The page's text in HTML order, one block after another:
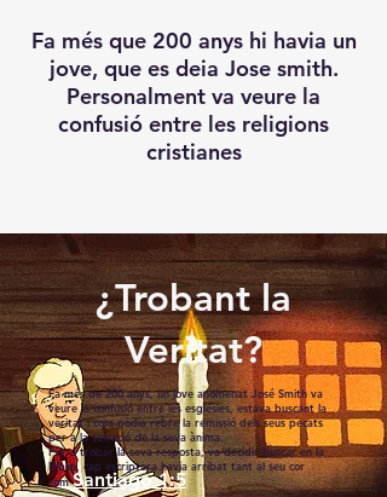
Fa més que 200 anys hi havia un
jove, que es deia Jose smith.
Personalment va veure la
confusió entre les religions
cristianes
¿Trobant la
Veritat?
Fa més de 200 anys, un jove anomenat José Smith va
veure la confusió entre les esglésies, estava buscant la
veritat i com podia rebre la remissió dels seus pecats
per a la salvació de la seva ànima.
Per a trobar la seva resposta, va decidir buscar en la
Bíblia, cap escriptura havia arribat tant al seu cor
comSantiago 1:5